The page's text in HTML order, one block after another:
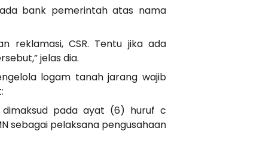
bank pemerintah atas nama
reklamasi, CSR. Tentu jika ada
jelas dia.
logam tanah jarang wajib
dimaksud pada ayat (6) huruf c
sebagai pelaksana pengusahaan